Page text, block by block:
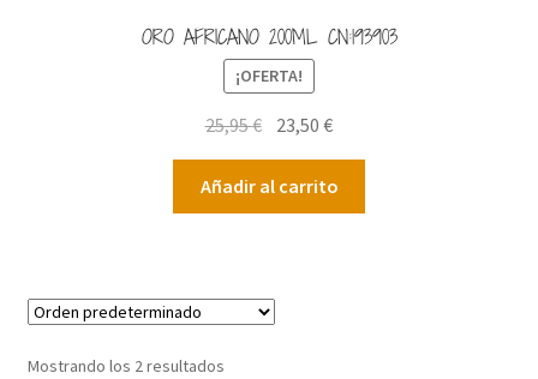
ORO AFRICANO 200ML CN:193903
¡OFERTA!
25,95€ El
precio
original
era:
23,50€El
precio
actual
es:
Añadir al carrito
Mostrando los 2 resultados